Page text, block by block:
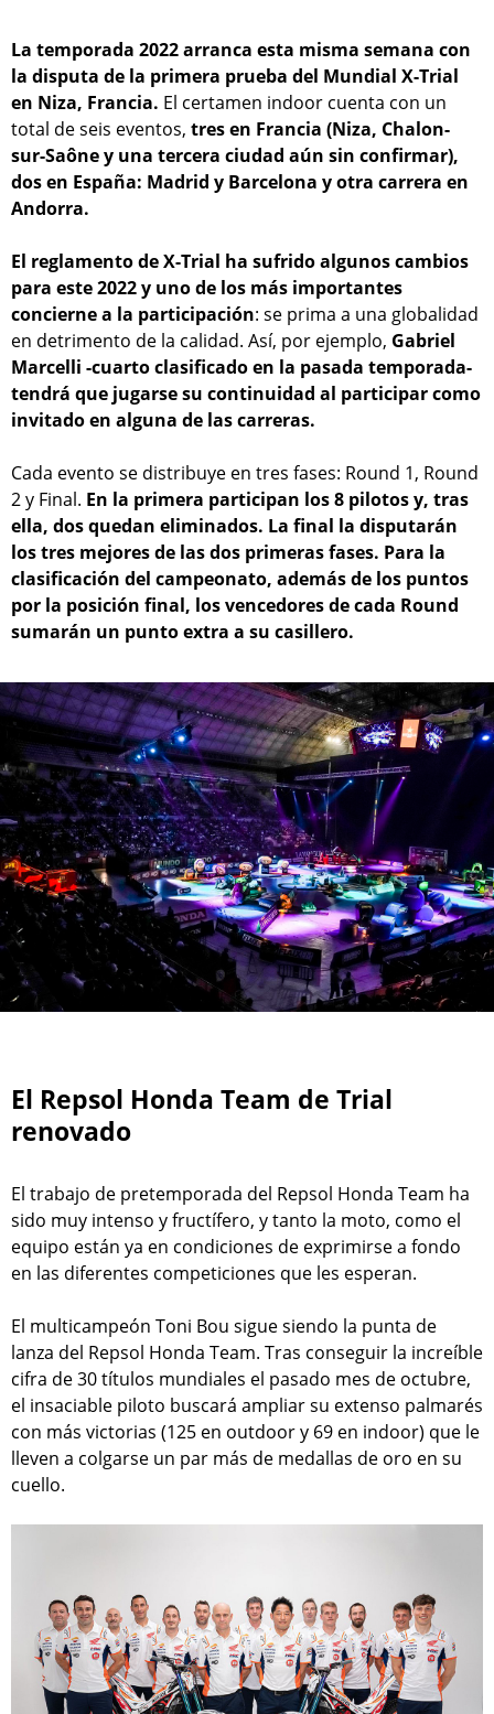
La temporada 2022 arranca esta misma semana con
la disputa de la primera prueba del Mundial X-Trial
en Niza, Francia. El certamen indoor cuenta con un
total de seis eventos, tres en Francia (Niza, Chalon-
sur-Saône y una tercera ciudad aún sin confirmar),
dos en España: Madrid y Barcelona y otra carrera en
Andorra.
El reglamento de X-Trial ha sufrido algunos cambios
para este 2022 y uno de los más importantes
concierne a la participación: se prima a una globalidad
en detrimento de la calidad. Así, por ejemplo, Gabriel
Marcelli -cuarto clasificado en la pasada temporada-
tendrá que jugarse su continuidad al participar como
invitado en alguna de las carreras.
Cada evento se distribuye en tres fases: Round 1, Round
2 y Final. En la primera participan los 8 pilotos y, tras
ella, dos quedan eliminados. La final la disputarán
los tres mejores de las dos primeras fases. Para la
clasificación del campeonato, además de los puntos
por la posición final, los vencedores de cada Round
sumarán un punto extra a su casillero.
El Repsol Honda Team de Trial
renovado
El trabajo de pretemporada del Repsol Honda Team ha
sido muy intenso y fructífero, y tanto la moto, como el
equipo están ya en condiciones de exprimirse a fondo
en las diferentes competiciones que les esperan.
El multicampeón Toni Bou sigue siendo la punta de
lanza del Repsol Honda Team. Tras conseguir la increíble
cifra de 30 títulos mundiales el pasado mes de octubre,
el insaciable piloto buscará ampliar su extenso palmarés
con más victorias (125 en outdoor y 69 en indoor) que le
lleven a colgarse un par más de medallas de oro en su
cuello.